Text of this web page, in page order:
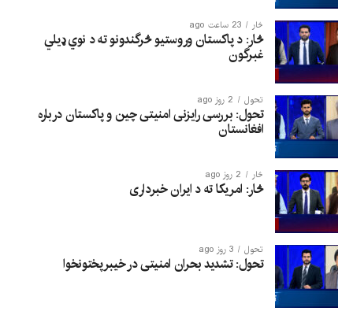
څار 23 ساعت ago
څار: د پاکستان وروستیو څرگندونو ته د نوي ډیلي
غبرگون
تحول 2 روز ago
تحول: بررسی رایزنی امنیتی چین و پاکستان درباره
افغانستان
څار 2 روز ago
څار: امریکا ته د ایران خبرداری
تحول 3 روز ago
تحول: تشدید بحران امنیتی در خیبرپختونخوا